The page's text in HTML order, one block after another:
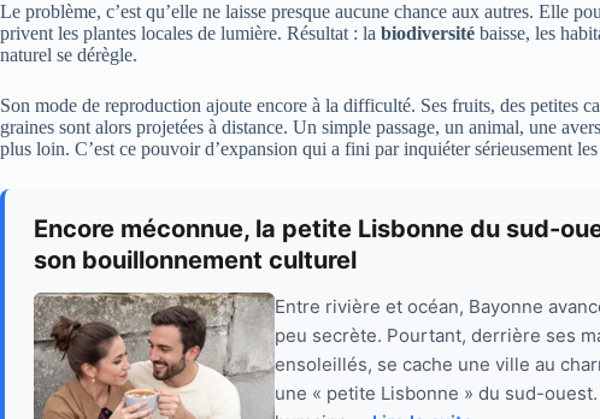
Le problème, c’est qu’elle ne laisse presque aucune chance aux autres. Elle
privent les plantes locales de lumière. Résultat : la biodiversité baisse, les
naturel se dérègle.
Son mode de reproduction ajoute encore à la difficulté. Ses fruits, des petites
graines sont alors projetées à distance. Un simple passage, un animal, une
plus loin. C’est ce pouvoir d’expansion qui a fini par inquiéter sérieusement
Encore méconnue, la petite Lisbonne du sud-
son bouillonnement culturel
Entre rivière et océan, Bayonne
peu secrète. Pourtant, derrière ses
ensoleillés, se cache une ville au
une « petite Lisbonne » du sud-